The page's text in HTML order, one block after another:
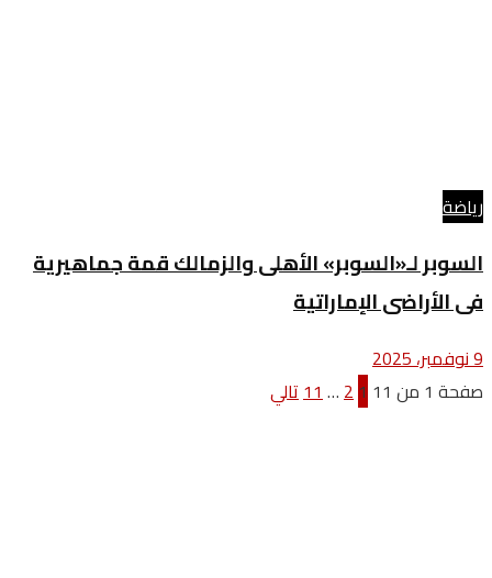
رياضة
السوبر لـ«السوبر» الأهلى والزمالك قمة جماهيرية
فى الأراضى الإماراتية
9 نوفمبر، 2025
صفحة 1 من 11
1
2
…
11تالي